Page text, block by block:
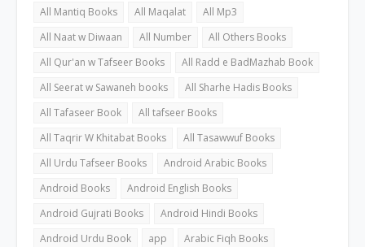
All Mantiq Books
All Maqalat
All Mp3
All Naat w Diwaan
All Number
All Others Books
All Qur'an w Tafseer Books
All Radd e BadMazhab Book
All Seerat w Sawaneh books
All Sharhe Hadis Books
All Tafaseer Book
All tafseer Books
All Taqrir W Khitabat Books
All Tasawwuf Books
All Urdu Tafseer Books
Android Arabic Books
Android Books
Android English Books
Android Gujrati Books
Android Hindi Books
Android Urdu Book
app
Arabic Fiqh Books